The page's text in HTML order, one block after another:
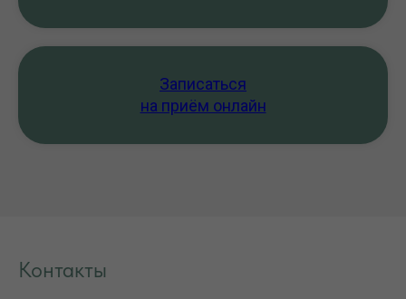
Записаться
на приём онлайн
Контакты